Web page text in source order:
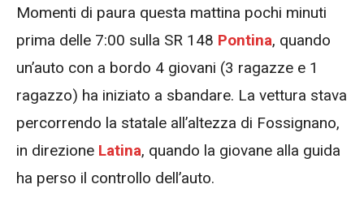
Momenti di paura questa mattina pochi minuti
prima delle 7:00 sulla SR 148 Pontina, quando
un’auto con a bordo 4 giovani (3 ragazze e 1
ragazzo) ha iniziato a sbandare. La vettura stava
percorrendo la statale all’altezza di Fossignano,
in direzione Latina, quando la giovane alla guida
ha perso il controllo dell’auto.